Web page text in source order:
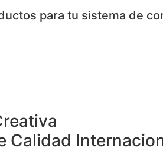
para tu sistema de
Calidad